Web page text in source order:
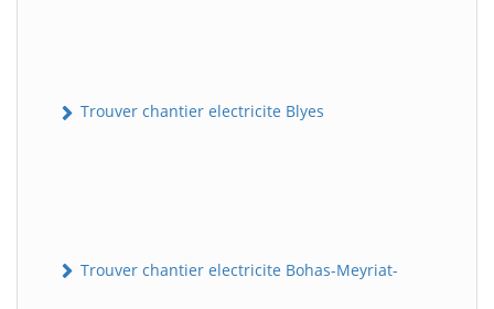
Trouver chantier electricite Blyes
Trouver chantier electricite Bohas-Meyriat-